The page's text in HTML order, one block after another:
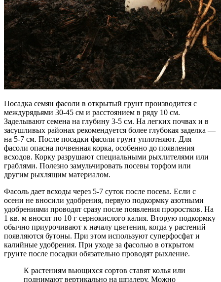
Посадка семян фасоли в открытый грунт производится с
междурядьями 30-45 см и расстоянием в ряду 10 см.
Заделывают семена на глубину 3-5 см. На легких почвах и в
засушливых районах рекомендуется более глубокая заделка —
на 5-7 см. После посадки фасоли грунт уплотняют. Для
фасоли опасна почвенная корка, особенно до появления
всходов. Корку разрушают специальными рыхлителями или
граблями. Полезно замульчировать посевы торфом или
другим рыхлящим материалом.
Фасоль дает всходы через 5-7 суток после посева. Если с
осени не вносили удобрения, первую подкормку азотными
удобрениями проводят сразу после появления проростков. На
1 кв. м вносят по 10 г сернокислого калия. Вторую подкормку
обычно приурочивают к началу цветения, когда у растений
появляются бутоны. При этом используют суперфосфат и
калийные удобрения. При уходе за фасолью в открытом
грунте после посадки обязательно проводят рыхление.
К растениям вьющихся сортов ставят колья или
поднимают вертикально на шпалеру. Можно